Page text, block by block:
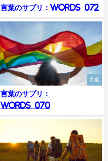
言葉のサプリ：Words_072
言葉
言葉のサプリ：
Words_070